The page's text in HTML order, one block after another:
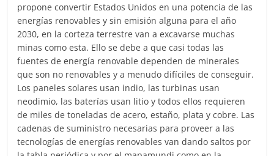
propone convertir Estados Unidos en una potencia de las
energías renovables y sin emisión alguna para el año
2030, en la corteza terrestre van a excavarse muchas
minas como esta. Ello se debe a que casi todas las
fuentes de energía renovable dependen de minerales
que son no renovables y a menudo difíciles de conseguir.
Los paneles solares usan indio, las turbinas usan
neodimio, las baterías usan litio y todos ellos requieren
de miles de toneladas de acero, estaño, plata y cobre. Las
cadenas de suministro necesarias para proveer a las
tecnologías de energías renovables van dando saltos por